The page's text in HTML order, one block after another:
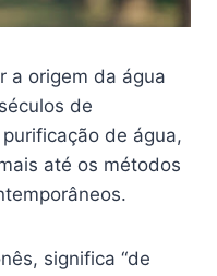
a origem da água
de
de água,
até os métodos
significa “de